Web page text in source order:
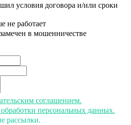
условия договора и/или сроки
не работает
в мошенничестве
соглашением.
персональных данных.
рассылки.